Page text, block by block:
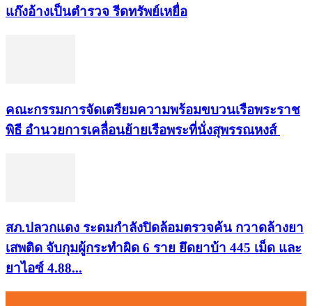
แก๊งอ้างเป็นตำรวจ รีดทรัพย์เหยื่อ
คณะกรรมการจัดเตรียมความพร้อมขบวนเรือพระราช
พิธี อำนวยการเคลื่อนย้ายเรือพระที่นั่งสุพรรณหงส์
สภ.ปลวกแดง ระดมกำลังปิดล้อมตรวจค้น กวาดล้างยา
เสพติด จับกุมผู้กระทำผิด 6 ราย ยึดยาบ้า 445 เม็ด และ
ยาไอซ์ 4.88...